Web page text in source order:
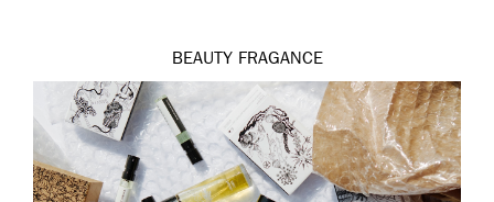
BEAUTY FRAGANCE